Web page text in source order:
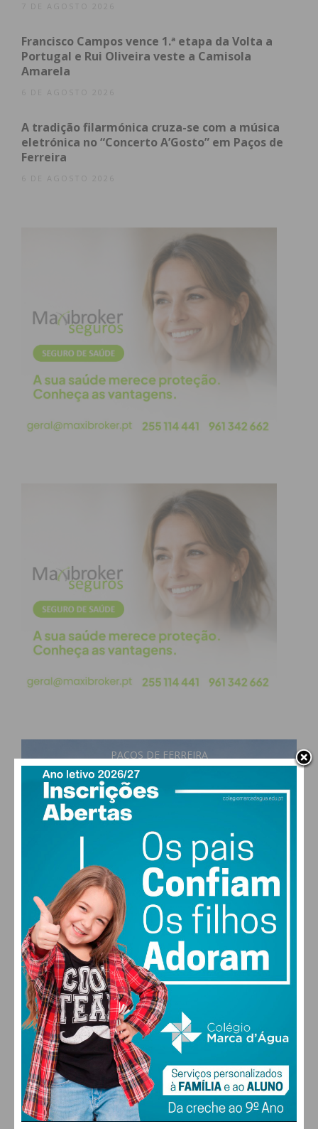
Uma história que está inscrita na arquitetura dos
nos acordes amarantinos da guitarra, nos
segredos guardados pelo xisto, na poesia de
Capital do Móvel, em Paços de Ferreira, na dança
das tranças da cestaria e nos bordados das Terras
de Sousa, que cosem estas terras”.
, localizado no Pavilhão 2 (stand
2C41) da Bolsa de Turismo de Lisboa, na FIL – Feira
Esta participação constituirá mais um marco para
promover de uma forma conjunta a oferta turística
do destino Douro, Tâmega e Sousa junto de
operadores e profissionais do setor, considerado
estratégico para o desenvolvimento desta região,
que anualmente passam pela feira à procura de
Subscreva a newsletter do
Imediato
Assine nossa newsletter por e-mail e
obtenha de forma regular a informação
atualizada.
7 DE AGOSTO 2026
Francisco Campos vence 1.ª etapa da Volta a
Portugal e Rui Oliveira veste a Camisola
Amarela
6 DE AGOSTO 2026
A tradição filarmónica cruza-se com a música
eletrónica no “Concerto A’Gosto” em Paços de
Ferreira
6 DE AGOSTO 2026
PAÇOS DE FERREIRA
30°
scattered clouds
39% humidade
30°
SEX
27
SÁB
28°
DOM
29°
SEG
ALTERAR
FARMACIAS DE SERVIÇO EM PAÇOS DE
FERREIRA